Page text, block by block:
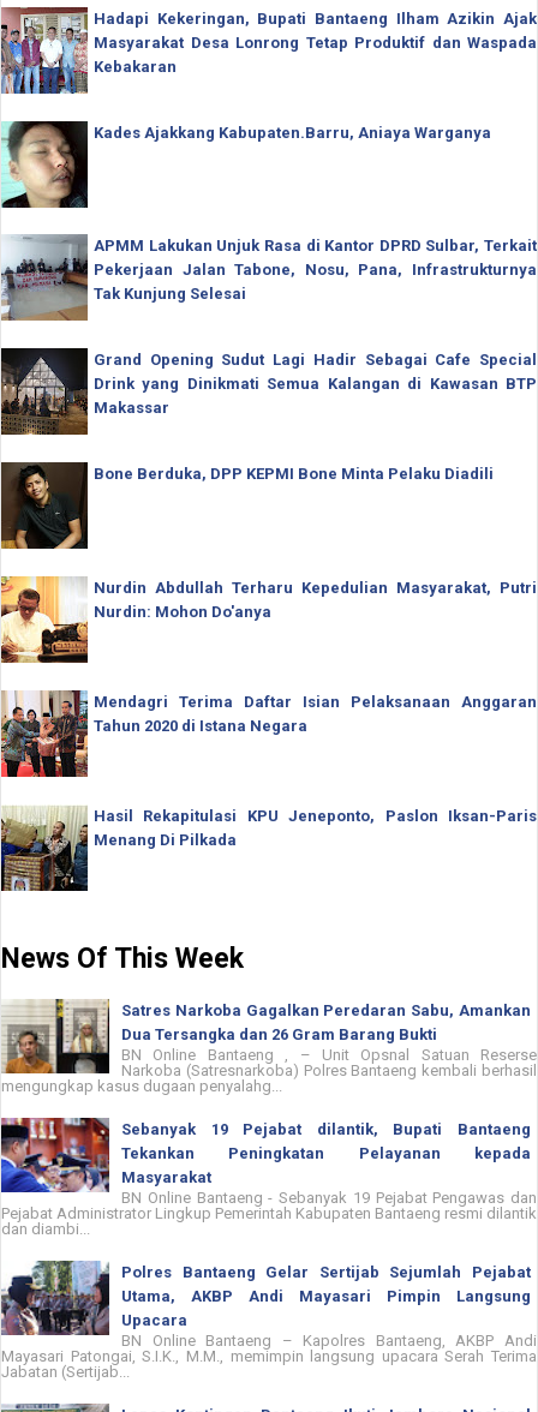
Hadapi Kekeringan, Bupati Bantaeng Ilham Azikin Ajak
Masyarakat Desa Lonrong Tetap Produktif dan Waspada
Kebakaran
Kades Ajakkang Kabupaten.Barru, Aniaya Warganya
APMM Lakukan Unjuk Rasa di Kantor DPRD Sulbar, Terkait
Pekerjaan Jalan Tabone, Nosu, Pana, Infrastrukturnya
Tak Kunjung Selesai
Grand Opening Sudut Lagi Hadir Sebagai Cafe Special
Drink yang Dinikmati Semua Kalangan di Kawasan BTP
Makassar
Bone Berduka, DPP KEPMI Bone Minta Pelaku Diadili
Nurdin Abdullah Terharu Kepedulian Masyarakat, Putri
Nurdin: Mohon Do'anya
Mendagri Terima Daftar Isian Pelaksanaan Anggaran
Tahun 2020 di Istana Negara
Hasil Rekapitulasi KPU Jeneponto, Paslon Iksan-Paris
Menang Di Pilkada
News Of This Week
Satres Narkoba Gagalkan Peredaran Sabu, Amankan
Dua Tersangka dan 26 Gram Barang Bukti
BN Online Bantaeng , – Unit Opsnal Satuan Reserse
Narkoba (Satresnarkoba) Polres Bantaeng kembali berhasil
mengungkap kasus dugaan penyalahg...
Sebanyak 19 Pejabat dilantik, Bupati Bantaeng
Tekankan Peningkatan Pelayanan kepada
Masyarakat
BN Online Bantaeng - Sebanyak 19 Pejabat Pengawas dan
Pejabat Administrator Lingkup Pemerintah Kabupaten Bantaeng resmi dilantik
dan diambi...
Polres Bantaeng Gelar Sertijab Sejumlah Pejabat
Utama, AKBP Andi Mayasari Pimpin Langsung
Upacara
BN Online Bantaeng – Kapolres Bantaeng, AKBP Andi
Mayasari Patongai, S.I.K., M.M., memimpin langsung upacara Serah Terima
Jabatan (Sertijab...